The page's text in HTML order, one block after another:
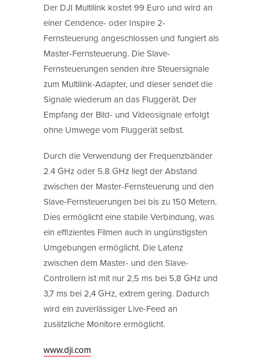
Der DJI Multilink kostet 99 Euro und wird an
einer Cendence- oder Inspire 2-
Fernsteuerung angeschlossen und fungiert als
Master-Fernsteuerung. Die Slave-
Fernsteuerungen senden ihre Steuersignale
zum Multilink-Adapter, und dieser sendet die
Signale wiederum an das Fluggerät. Der
Empfang der Bild- und Videosignale erfolgt
ohne Umwege vom Fluggerät selbst.
Durch die Verwendung der Frequenzbänder
2.4 GHz oder 5.8 GHz liegt der Abstand
zwischen der Master-Fernsteuerung und den
Slave-Fernsteuerungen bei bis zu 150 Metern.
Dies ermöglicht eine stabile Verbindung, was
ein effizientes Filmen auch in ungünstigsten
Umgebungen ermöglicht. Die Latenz
zwischen dem Master- und den Slave-
Controllern ist mit nur 2,5 ms bei 5,8 GHz und
3,7 ms bei 2,4 GHz, extrem gering. Dadurch
wird ein zuverlässiger Live-Feed an
zusätzliche Monitore ermöglicht.
www.dji.com